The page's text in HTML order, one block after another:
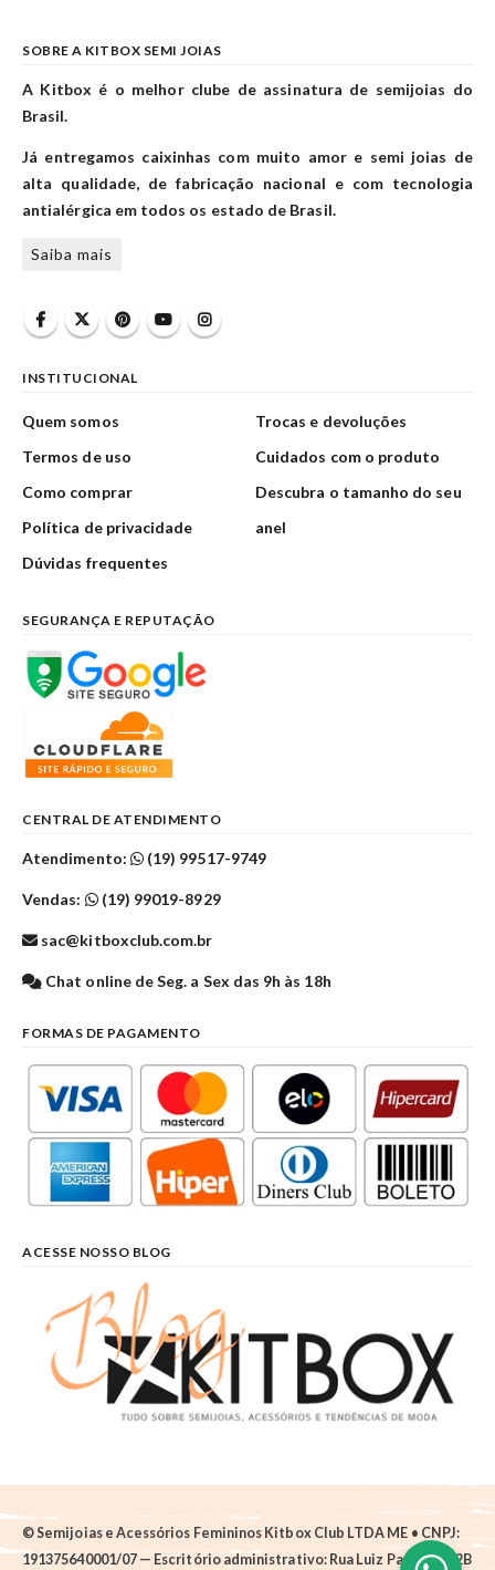
SOBRE A KITBOX SEMI JOIAS
A Kitbox é o melhor clube de assinatura de semijoias do
Brasil.
Já entregamos caixinhas com muito amor e semi joias de
alta qualidade, de fabricação nacional e com tecnologia
antialérgica em todos os estado de Brasil.
Saiba mais
INSTITUCIONAL
Quem somos
Termos de uso
Como comprar
Política de privacidade
Dúvidas frequentes
Trocas e devoluções
Cuidados com o produto
Descubra o tamanho do seu
anel
SEGURANÇA E REPUTAÇÃO
CENTRAL DE ATENDIMENTO
Atendimento: (19) 99517-9749
Vendas: (19) 99019-8929
sac@kitboxclub.com.br
Chat online de Seg. a Sex das 9h às 18h
FORMAS DE PAGAMENTO
ACESSE NOSSO BLOG
© Semijoias e Acessórios Femininos Kitbox Club LTDA ME • CNPJ:
191375640001/07 — Escritório administrativo: Rua Luiz Pantano, 62B